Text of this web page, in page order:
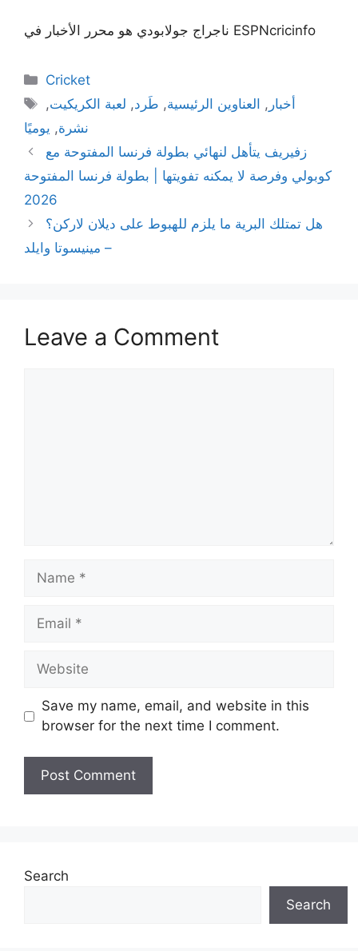
ناجراج جولابودي هو محرر الأخبار في ESPNcricinfo
Categories
Cricket
Tags
أخبار , العناوين الرئيسية, طَرد, لعبة الكريكيت,
نشرة, يوميًا
زفيريف يتأهل لنهائي بطولة فرنسا المفتوحة مع
كوبولي وفرصة لا يمكنه تفويتها | بطولة فرنسا المفتوحة
2026
هل تمتلك البرية ما يلزم للهبوط على ديلان لاركن؟
– مينيسوتا وايلد
Leave a Comment
Name
Email
Website
Save my name, email, and website in this
browser for the next time I comment.
Search
Search